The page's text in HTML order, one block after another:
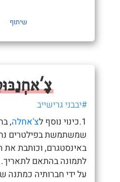
שיתוף
#יבבני גרישייב
1.כינוי נוסף ל
צ'אחלה,
שמשתמשת בפילטרים
באינסטגרם, וכותבת את
לתמונה בהתאם לתאריך.
על ידי חברותיה כמתנה